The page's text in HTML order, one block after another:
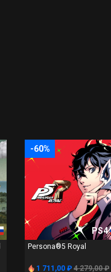
-60%
PS4
Persona®5 Royal
1 711,00 ₽ 4 279,00 ₽